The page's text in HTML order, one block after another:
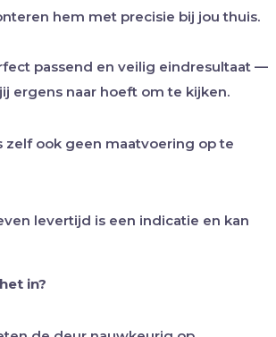
hem met precisie bij jou thuis.
passend en veilig eindresultaat —
ergens naar hoeft om te kijken.
zelf ook geen maatvoering op te
levertijd is een indicatie en kan
in?